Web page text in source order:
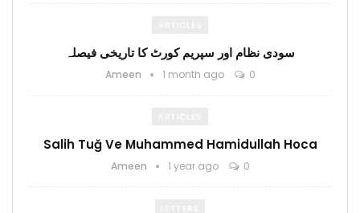
سودی نظام اور سپریم کورٹ کا تاریخی فیصلہ
Ameen 1 month ago 0
Salih Tuğ Ve Muhammed Hamidullah Hoca
Ameen 1 year ago 0